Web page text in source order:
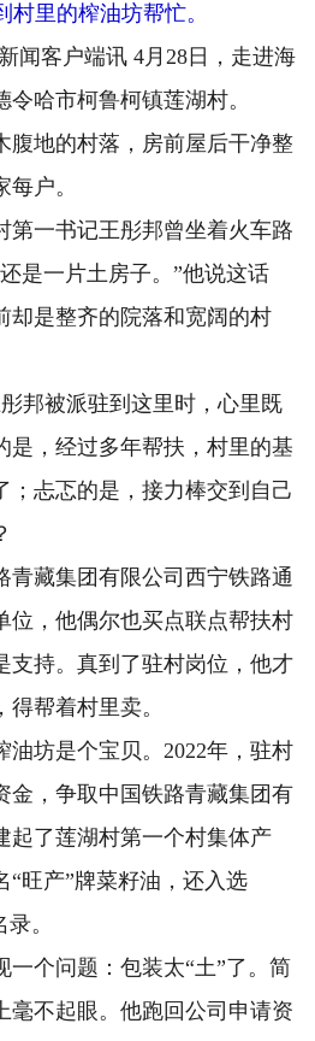
村里的榨油坊帮忙。
客户端讯 4月28日，走进海
哈市柯鲁柯镇莲湖村。
地的村落，房前屋后干净整
户。
一书记王彤邦曾坐着火车路
是一片土房子。”他说这话
却是整齐的院落和宽阔的村
被派驻到这里时，心里既
，经过多年帮扶，村里的基
；忐忑的是，接力棒交到自己
藏集团有限公司西宁铁路通
位，他偶尔也买点联点帮扶村
支持。真到了驻村岗位，他才
帮着村里卖。
坊是个宝贝。2022年，驻村
金，争取中国铁路青藏集团有
起了莲湖村第一个村集体产
“旺产”牌菜籽油，还入选
。
个问题：包装太“土”了。简
毫不起眼。他跑回公司申请资